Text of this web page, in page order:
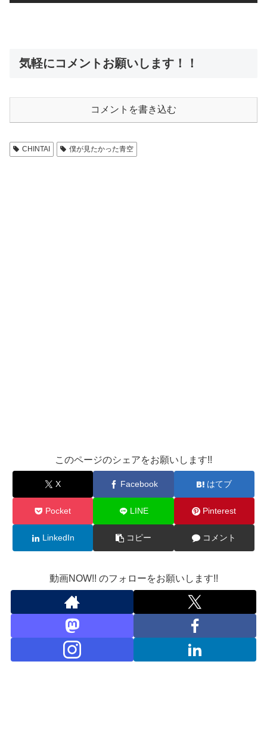
気軽にコメントお願いします！！
コメントを書き込む
CHINTAI 僕が見たかった青空
このページのシェアをお願いします!!
X Facebook はてブ
Pocket LINE Pinterest
LinkedIn コピー コメント
動画NOW!! のフォローをお願いします!!